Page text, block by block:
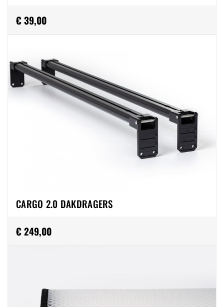
€ 39,00
CARGO 2.0 DAKDRAGERS
€ 249,00